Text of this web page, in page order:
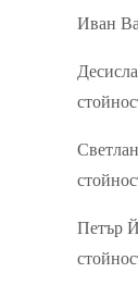
Иван
Петър